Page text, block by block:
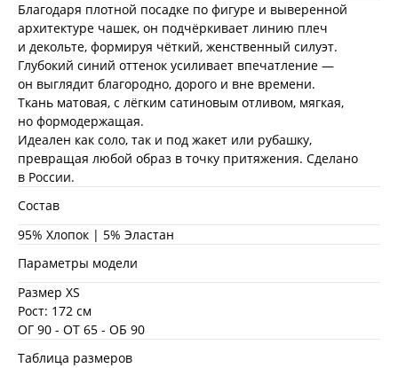
Благодаря плотной посадке по фигуре и выверенной
архитектуре чашек, он подчёркивает линию плеч
и декольте, формируя чёткий, женственный силуэт.
Глубокий синий оттенок усиливает впечатление —
он выглядит благородно, дорого и вне времени.
Ткань матовая, с лёгким сатиновым отливом, мягкая,
но формодержащая.
Идеален как соло, так и под жакет или рубашку,
превращая любой образ в точку притяжения. Сделано
в России.
Состав
95% Хлопок | 5% Эластан
Параметры модели
Размер XS
Рост: 172 см
ОГ 90 - ОТ 65 - ОБ 90
Таблица размеров